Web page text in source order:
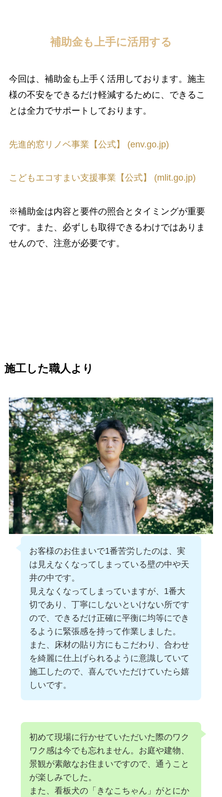
補助金も上手に活用する
今回は、補助金も上手く活用しております。施主
様の不安をできるだけ軽減するために、できるこ
とは全力でサポートしております。
先進的窓リノベ事業【公式】 (env.go.jp)
こどもエコすまい支援事業【公式】 (mlit.go.jp)
※補助金は内容と要件の照合とタイミングが重要
です。また、必ずしも取得できるわけではありま
せんので、注意が必要です。
施工した職人より
お客様のお住まいで1番苦労したのは、実
は見えなくなってしまっている壁の中や天
井の中です。
見えなくなってしまっていますが、1番大
切であり、丁寧にしないといけない所です
ので、できるだけ正確に平衡に均等にでき
るように緊張感を持って作業しました。
また、床材の貼り方にもこだわり、合わせ
を綺麗に仕上げられるように意識していて
施工したので、喜んでいただけていたら嬉
しいです。
初めて現場に行かせていただいた際のワク
ワク感は今でも忘れません。お庭や建物、
景観が素敵なお住まいですので、通うこと
が楽しみでした。
また、看板犬の「きなこちゃん」がとにか